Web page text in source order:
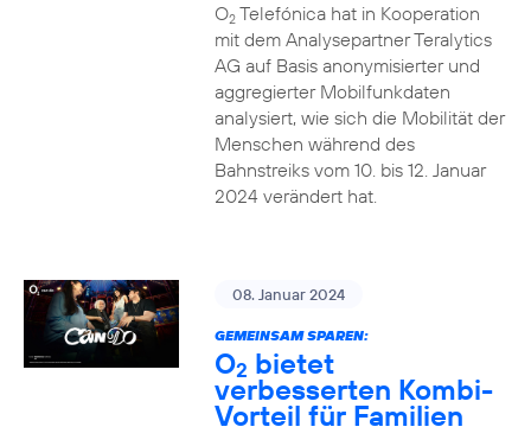
O2Telefónica hat in Kooperation
mit dem Analysepartner Teralytics
AG auf Basis anonymisierter und
aggregierter Mobilfunkdaten
analysiert, wie sich die Mobilität der
Menschen während des
Bahnstreiks vom 10. bis 12. Januar
2024 verändert hat.
08. Januar 2024
GEMEINSAM SPAREN:
O2 bietet
verbesserten Kombi-
Vorteil für Familien